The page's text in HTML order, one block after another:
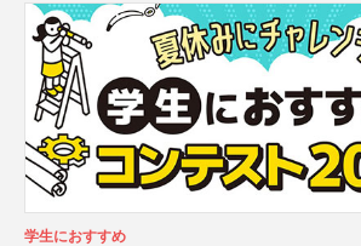
学生におすすめ